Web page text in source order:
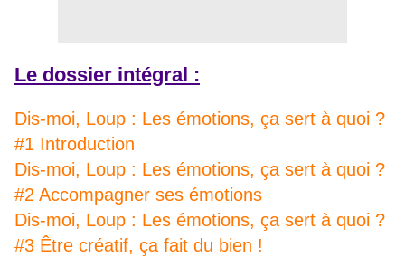
Le dossier intégral :
Dis-moi, Loup : Les émotions, ça sert à quoi ?
#1 Introduction
Dis-moi, Loup : Les émotions, ça sert à quoi ?
#2 Accompagner ses émotions
Dis-moi, Loup : Les émotions, ça sert à quoi ?
#3 Être créatif, ça fait du bien !